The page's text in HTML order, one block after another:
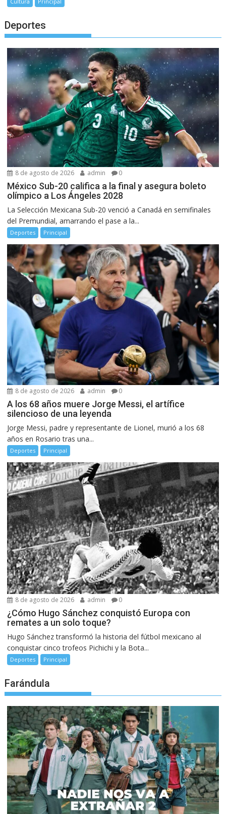
Deportes
8 de agosto de 2026 admin 0
México Sub-20 califica a la final y asegura boleto
olímpico a Los Ángeles 2028
La Selección Mexicana Sub-20 venció a Canadá en semifinales
del Premundial, amarrando el pase a la...
Deportes Principal
8 de agosto de 2026 admin 0
A los 68 años muere Jorge Messi, el artífice
silencioso de una leyenda
Jorge Messi, padre y representante de Lionel, murió a los 68
años en Rosario tras una...
Deportes Principal
8 de agosto de 2026 admin 0
¿Cómo Hugo Sánchez conquistó Europa con
remates a un solo toque?
Hugo Sánchez transformó la historia del fútbol mexicano al
conquistar cinco trofeos Pichichi y la Bota...
Deportes Principal
Farándula